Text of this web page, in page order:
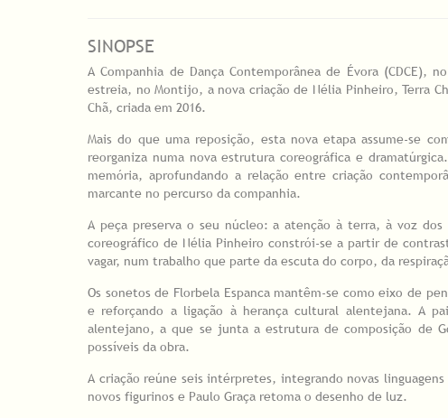
SINOPSE
A Companhia de Dança Contemporânea de Évora (CDCE),
estreia, no Montijo, a nova criação de Nélia Pinheiro, Terra
Chã, criada em 2016.
Mais do que uma reposição, esta nova etapa assume-se
reorganiza numa nova estrutura coreográfica e
memória, aprofundando a relação entre criação
marcante no percurso da companhia.
A peça preserva o seu núcleo: a atenção à terra, à voz
coreográfico de Nélia Pinheiro constrói-se a partir de
vagar, num trabalho que parte da escuta do corpo, da
Os sonetos de Florbela Espanca mantêm-se como eixo de
e reforçando a ligação à herança cultural alentejana. A
alentejano, a que se junta a estrutura de composição de
possíveis da obra.
A criação reúne seis intérpretes, integrando novas
novos figurinos e Paulo Graça retoma o desenho de luz.